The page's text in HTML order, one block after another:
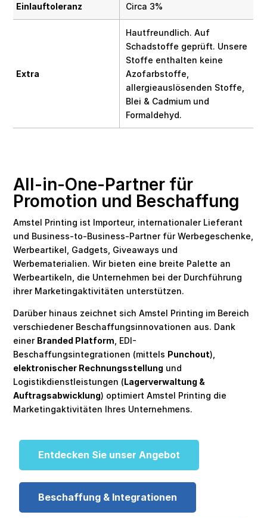
Einlauftoleranz Circa 3%
Extra
Hautfreundlich. Auf
Schadstoffe geprüft. Unsere
Stoffe enthalten keine
Azofarbstoffe,
allergieauslösenden Stoffe,
Blei & Cadmium und
Formaldehyd.
All-in-One-Partner für
Promotion und Beschaffung
Amstel Printing ist Importeur, internationaler Lieferant
und Business-to-Business-Partner für Werbegeschenke,
Werbeartikel, Gadgets, Giveaways und
Werbematerialien. Wir bieten eine breite Palette an
Werbeartikeln, die Unternehmen bei der Durchführung
ihrer Marketingaktivitäten unterstützen.
Darüber hinaus zeichnet sich Amstel Printing im Bereich
verschiedener Beschaffungsinnovationen aus. Dank
einer Branded Platform , EDI-
Beschaffungsintegrationen (mittels Punchout),
elektronischer Rechnungsstellung und
Logistikdienstleistungen (Lagerverwaltung &
Auftragsabwicklung) optimiert Amstel Printing die
Marketingaktivitäten Ihres Unternehmens.
Entdecken Sie unser Angebot
Beschaffung & Integrationen